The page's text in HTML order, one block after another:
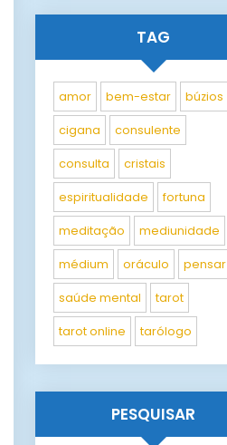
TAG
amor bem-estar búzios
cigana consulente
consulta cristais
espiritualidade fortuna
meditação mediunidade
médium oráculo pensar
saúde mental tarot
tarot online tarólogo
PESQUISAR